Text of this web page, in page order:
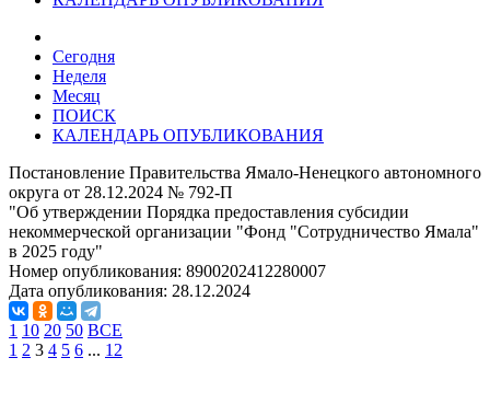
Сегодня
Неделя
Месяц
ПОИСК
КАЛЕНДАРЬ ОПУБЛИКОВАНИЯ
Постановление Правительства Ямало-Ненецкого автономного
округа от 28.12.2024 № 792-П
"Об утверждении Порядка предоставления субсидии
некоммерческой организации "Фонд "Сотрудничество Ямала"
в 2025 году"
Номер опубликования: 8900202412280007
Дата опубликования: 28.12.2024
1 10 20 50 ВСЕ
1 2 3 4 5 6 ... 12